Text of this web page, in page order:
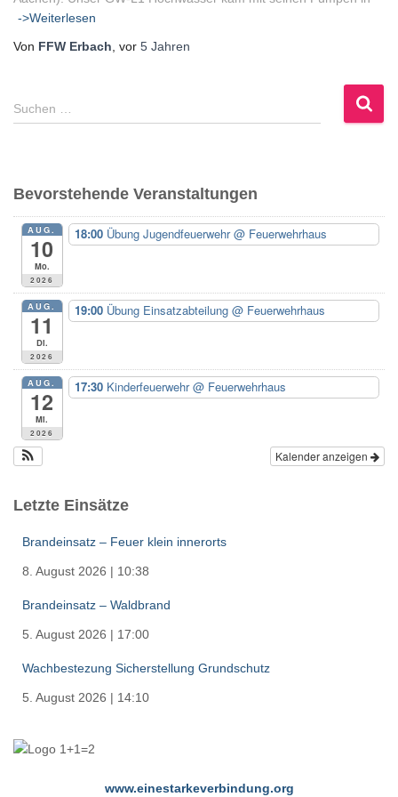
->Weiterlesen
Von FFW Erbach , vor 5 Jahren
S
u
n
n
:
Suchen …
Bevorstehende Veranstaltungen
AUG.
10
Mo.
2026
18:00 Übung Jugendfeuerwehr@ Feuerwehrhaus
AUG.
11
Di.
2026
19:00 Übung Einsatzabteilung @ Feuerwehrhaus
AUG.
12
Mi.
2026
17:30 Kinderfeuerwehr@ Feuerwehrhaus
Kalender anzeigen
Letzte Einsätze
Brandeinsatz – Feuer klein innerorts
8. August 2026 | 10:38
Brandeinsatz – Waldbrand
5. August 2026 | 17:00
Wachbestezung Sicherstellung Grundschutz
5. August 2026 | 14:10
www.einestarkeverbindung.org